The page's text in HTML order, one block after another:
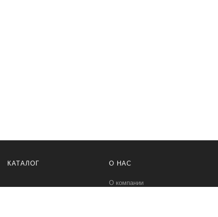
КАТАЛОГ О НАС
О компании